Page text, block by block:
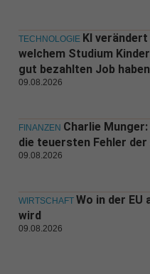
TECHNOLOGIE KI
welchem Studium
gut bezahlten Job haben
09.08.2026
FINANZEN Charlie
die teuersten Fehler der
09.08.2026
WIRTSCHAFT Wo in der
wird
09.08.2026